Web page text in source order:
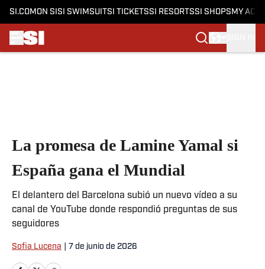
SI.COM ON SI SI SWIMSUITSI TICKETSSI RESORTSSI SHOPS MY
La promesa de Lamine Yamal si
España gana el Mundial
El delantero del Barcelona subió un nuevo vídeo a su
canal de YouTube donde respondió preguntas de sus
seguidores
Sofia Lucena 7 de junio de 2026